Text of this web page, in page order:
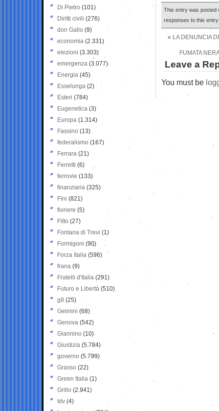
This entry was posted
responses to this
« LA DENUNCIA
FUMATA
Leave a
You must be
Di Pietro (101)
Diritti civili (276)
don Gallo (9)
economia (2.331)
elezioni (3.303)
emergenza (3.077)
Energia (45)
Esselunga (2)
Esteri (784)
Eugenetica (3)
Europa (1.314)
Fassino (13)
federalismo (167)
Ferrara (21)
Ferretti (6)
ferrovie (133)
finanziaria (325)
Fini (821)
fioriere (5)
Fitto (27)
Fontana di Trevi (1)
Formigoni (90)
Forza Italia (596)
frana (9)
Fratelli d'Italia (291)
Futuro e Libertà (510)
g8 (25)
Gelmini (68)
Genova (542)
Giannino (10)
Giustizia (5.784)
governo (5.799)
Grasso (22)
Green Italia (1)
Grillo (2.941)
Idv (4)